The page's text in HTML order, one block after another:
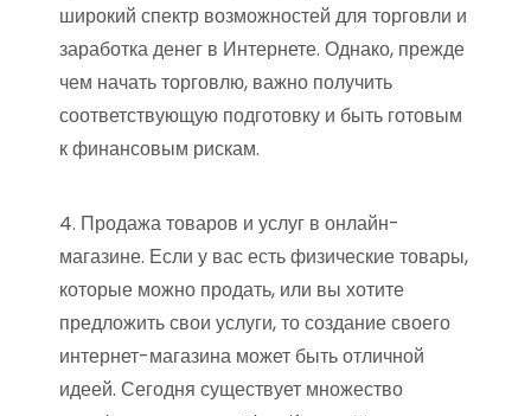
широкий спектр возможностей для торговли и
заработка денег в Интернете. Однако, прежде
чем начать торговлю, важно получить
соответствующую подготовку и быть готовым
к финансовым рискам.
4. Продажа товаров и услуг в онлайн-
магазине. Если у вас есть физические товары,
которые можно продать, или вы хотите
предложить свои услуги, то создание своего
интернет-магазина может быть отличной
идеей. Сегодня существует множество